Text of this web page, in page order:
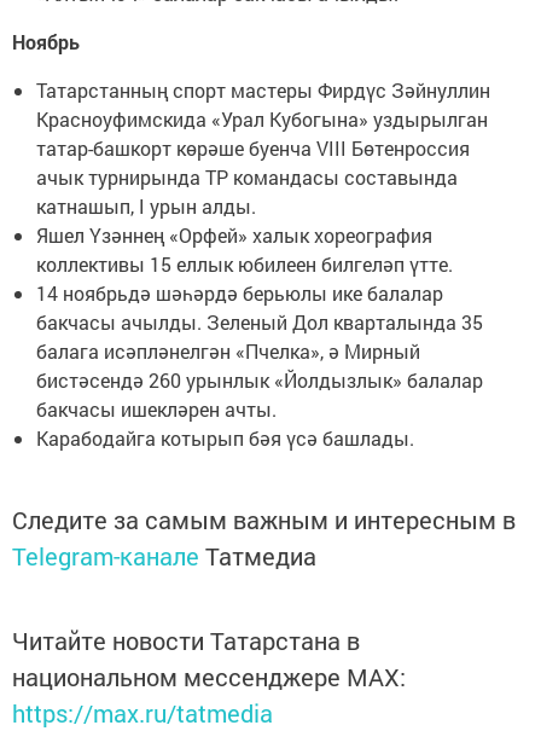
Ноябрь
Татарстанның спорт мастеры Фирдүс Зәйнуллин
Красноуфимскида «Урал Кубогына» уздырылган
татар-башкорт көрәше буенча VIII Бөтенроссия
ачык турнирында ТР командасы составында
катнашып, I урын алды.
Яшел Үзәннең «Орфей» халык хореография
коллективы 15 еллык юбилеен билгеләп үтте.
14 ноябрьдә шәһәрдә берьюлы ике балалар
бакчасы ачылды. Зеленый Дол кварталында 35
балага исәпләнелгән «Пчелка», ә Мирный
бистәсендә 260 урынлык «Йолдызлык» балалар
бакчасы ишекләрен ачты.
Карабодайга котырып бәя үсә башлады.
Следите за самым важным и интересным в
Telegram-канале Татмедиа
Читайте новости Татарстана в
национальном мессенджере MАХ:
https://max.ru/tatmedia